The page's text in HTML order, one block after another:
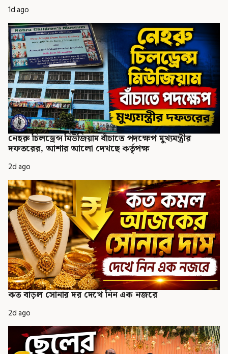
1d ago
নেহরু চিলড্রেন্স মিউজিয়াম বাঁচাতে পদক্ষেপ মুখ্যমন্ত্রীর
দফতরের, আশার আলো দেখছে কর্তৃপক্ষ
2d ago
কত বাড়ল সোনার দর দেখে নিন এক নজরে
2d ago